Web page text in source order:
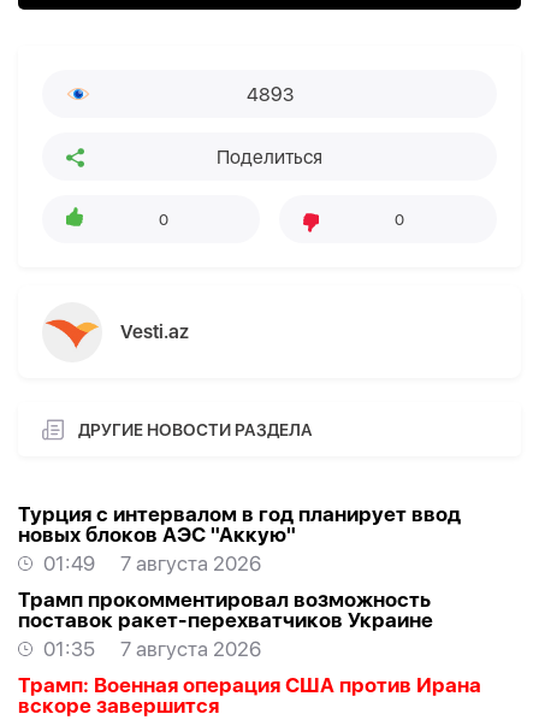
4893
Поделиться
0 0
Vesti.az
ДРУГИЕ НОВОСТИ РАЗДЕЛА
Турция с интервалом в год планирует ввод
новых блоков АЭС "Аккую"
01:49
7 августа 2026
Трамп прокомментировал возможность
поставок ракет-перехватчиков Украине
01:35
7 августа 2026
Трамп: Военная операция США против Ирана
вскоре завершится